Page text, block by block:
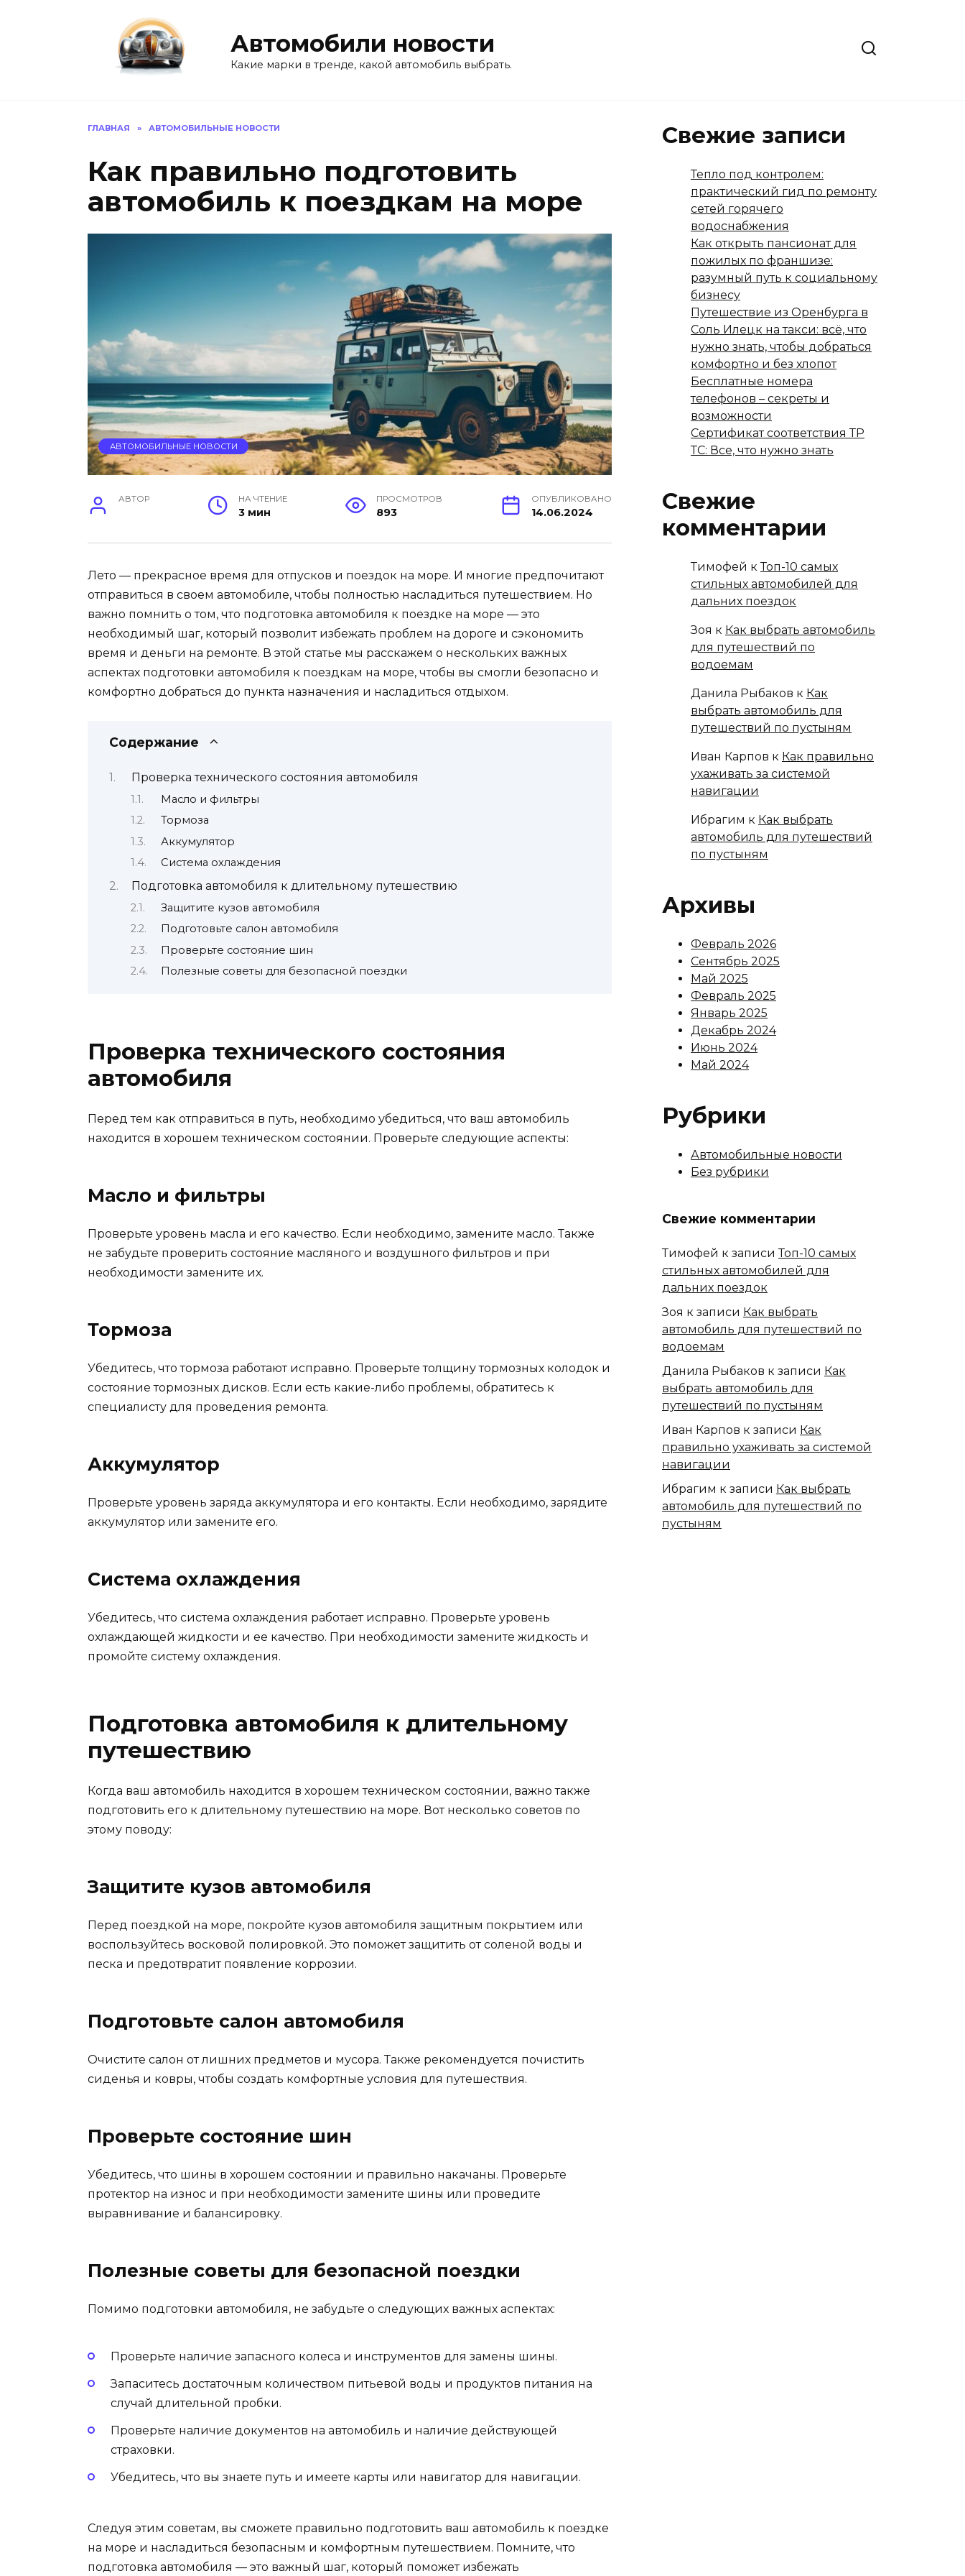
Автомобили новости
Какие марки в тренде, какой автомобиль выбрать.
ГЛАВНАЯ » АВТОМОБИЛЬНЫЕ НОВОСТИ
Как правильно подготовить
автомобиль к поездкам на море
АВТОМОБИЛЬНЫЕ НОВОСТИ
АВТОР НА ЧТЕНИЕ
3 мин
ПРОСМОТРОВ
893
ОПУБЛИКОВАНО
14.06.2024
Лето — прекрасное время для отпусков и поездок на море. И многие предпочитают
отправиться в своем автомобиле, чтобы полностью насладиться путешествием. Но
важно помнить о том, что подготовка автомобиля к поездке на море — это
необходимый шаг, который позволит избежать проблем на дороге и сэкономить
время и деньги на ремонте. В этой статье мы расскажем о нескольких важных
аспектах подготовки автомобиля к поездкам на море, чтобы вы смогли безопасно и
комфортно добраться до пункта назначения и насладиться отдыхом.
Содержание
Проверка технического состояния автомобиля
Масло и фильтры
Тормоза
Аккумулятор
Система охлаждения
Подготовка автомобиля к длительному путешествию
Защитите кузов автомобиля
Подготовьте салон автомобиля
Проверьте состояние шин
Полезные советы для безопасной поездки
Проверка технического состояния
автомобиля
Перед тем как отправиться в путь, необходимо убедиться, что ваш автомобиль
находится в хорошем техническом состоянии. Проверьте следующие аспекты:
Масло и фильтры
Проверьте уровень масла и его качество. Если необходимо, замените масло. Также
не забудьте проверить состояние масляного и воздушного фильтров и при
необходимости замените их.
Тормоза
Убедитесь, что тормоза работают исправно. Проверьте толщину тормозных колодок и
состояние тормозных дисков. Если есть какие-либо проблемы, обратитесь к
специалисту для проведения ремонта.
Аккумулятор
Проверьте уровень заряда аккумулятора и его контакты. Если необходимо, зарядите
аккумулятор или замените его.
Система охлаждения
Убедитесь, что система охлаждения работает исправно. Проверьте уровень
охлаждающей жидкости и ее качество. При необходимости замените жидкость и
промойте систему охлаждения.
Подготовка автомобиля к длительному
путешествию
Когда ваш автомобиль находится в хорошем техническом состоянии, важно также
подготовить его к длительному путешествию на море. Вот несколько советов по
этому поводу:
Защитите кузов автомобиля
Перед поездкой на море, покройте кузов автомобиля защитным покрытием или
воспользуйтесь восковой полировкой. Это поможет защитить от соленой воды и
песка и предотвратит появление коррозии.
Подготовьте салон автомобиля
Очистите салон от лишних предметов и мусора. Также рекомендуется почистить
сиденья и ковры, чтобы создать комфортные условия для путешествия.
Проверьте состояние шин
Убедитесь, что шины в хорошем состоянии и правильно накачаны. Проверьте
протектор на износ и при необходимости замените шины или проведите
выравнивание и балансировку.
Полезные советы для безопасной поездки
Помимо подготовки автомобиля, не забудьте о следующих важных аспектах:
Проверьте наличие запасного колеса и инструментов для замены шины.
Запаситесь достаточным количеством питьевой воды и продуктов питания на
случай длительной пробки.
Проверьте наличие документов на автомобиль и наличие действующей
страховки.
Убедитесь, что вы знаете путь и имеете карты или навигатор для навигации.
Следуя этим советам, вы сможете правильно подготовить ваш автомобиль к поездке
на море и насладиться безопасным и комфортным путешествием. Помните, что
подготовка автомобиля — это важный шаг, который поможет избежать
Свежие записи
Тепло под контролем:
практический гид по ремонту
сетей горячего
водоснабжения
Как открыть пансионат для
пожилых по франшизе:
разумный путь к социальному
бизнесу
Путешествие из Оренбурга в
Соль Илецк на такси: всё, что
нужно знать, чтобы добраться
комфортно и без хлопот
Бесплатные номера
телефонов – секреты и
возможности
Сертификат соответствия ТР
ТС: Все, что нужно знать
Свежие
комментарии
Тимофей кТоп-10 самых
стильных автомобилей для
дальних поездок
Зоя к Как выбрать автомобиль
для путешествий по
водоемам
Данила Рыбаков к Как
выбрать автомобиль для
путешествий по пустыням
Иван Карпов к Как правильно
ухаживать за системой
навигации
Ибрагим к Как выбрать
автомобиль для путешествий
по пустыням
Архивы
Февраль 2026
Сентябрь 2025
Май 2025
Февраль 2025
Январь 2025
Декабрь 2024
Июнь 2024
Май 2024
Рубрики
Автомобильные новости
Без рубрики
Свежие комментарии
Тимофей к записиТоп-10 самых
стильных автомобилей для
дальних поездок
Зоя к записи Как выбрать
автомобиль для путешествий по
водоемам
Данила Рыбаков к записи Как
выбрать автомобиль для
путешествий по пустыням
Иван Карпов к записи Как
правильно ухаживать за системой
навигации
Ибрагим к записи Как выбрать
автомобиль для путешествий по
пустыням